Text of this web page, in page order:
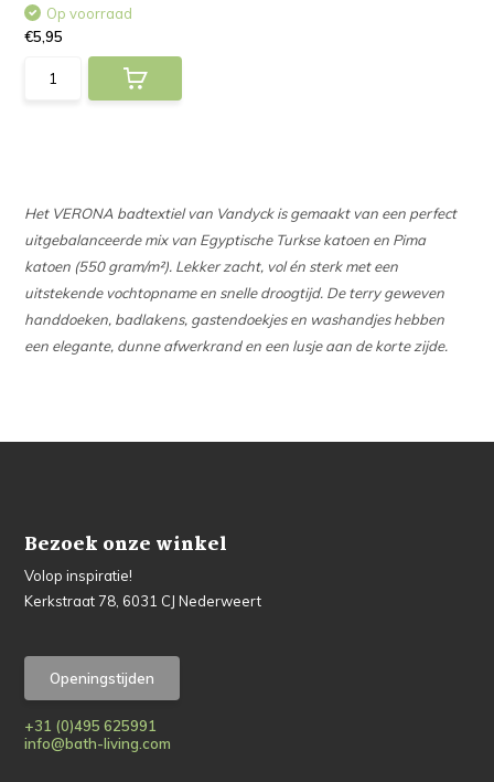
Op voorraad
€5,95
Het VERONA badtextiel van Vandyck is gemaakt van een perfect
uitgebalanceerde mix van Egyptische Turkse katoen en Pima
katoen (550 gram/m²). Lekker zacht, vol én sterk met een
uitstekende vochtopname en snelle droogtijd. De terry geweven
handdoeken, badlakens, gastendoekjes en washandjes hebben
een elegante, dunne afwerkrand en een lusje aan de korte zijde.
Bezoek onze winkel
Volop inspiratie!
Kerkstraat 78, 6031 CJ Nederweert
Openingstijden
+31 (0)495 625991
info@bath-living.com